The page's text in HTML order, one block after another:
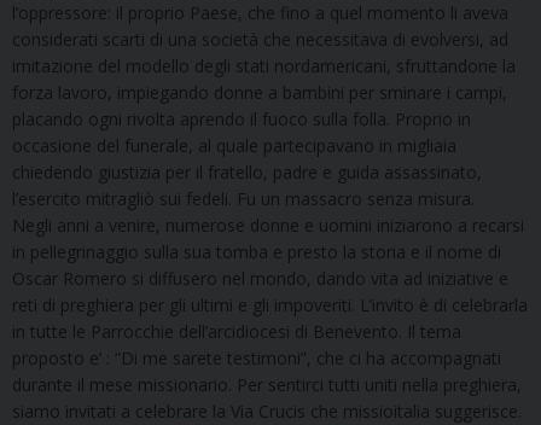
l’oppressore: il proprio Paese, che fino a quel momento li aveva
considerati scarti di una società che necessitava di evolversi, ad
imitazione del modello degli stati nordamericani, sfruttandone la
forza lavoro, impiegando donne a bambini per sminare i campi,
placando ogni rivolta aprendo il fuoco sulla folla. Proprio in
occasione del funerale, al quale partecipavano in migliaia
chiedendo giustizia per il fratello, padre e guida assassinato,
l’esercito mitragliò sui fedeli. Fu un massacro senza misura.
Negli anni a venire, numerose donne e uomini iniziarono a recarsi
in pellegrinaggio sulla sua tomba e presto la storia e il nome di
Oscar Romero si diffusero nel mondo, dando vita ad iniziative e
reti di preghiera per gli ultimi e gli impoveriti. L’invito è di celebrarla
in tutte le Parrocchie dell’arcidiocesi di Benevento. Il tema
proposto e’ : “Di me sarete testimoni”, che ci ha accompagnati
durante il mese missionario. Per sentirci tutti uniti nella preghiera,
siamo invitati a celebrare la Via Crucis che missioitalia suggerisce.